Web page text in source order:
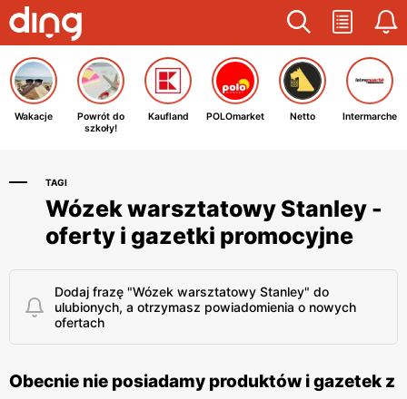
Wakacje
Powrót do
szkoły!
Kaufland POLOmarket Netto Intermarche
TAGI
Wózek warsztatowy Stanley -
oferty i gazetki promocyjne
Dodaj frazę "Wózek warsztatowy Stanley" do
ulubionych, a otrzymasz powiadomienia o nowych
ofertach
Obecnie nie posiadamy produktów i gazetek z